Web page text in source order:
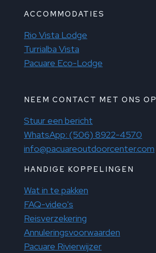
ACCOMMODATIES
Rio Vista Lodge
Turrialba Vista
Pacuare Eco-Lodge
NEEM CONTACT MET ONS OP
Stuur een bericht
WhatsApp: (506) 8922-4570
info@pacuareoutdoorcenter.com
HANDIGE KOPPELINGEN
Wat in te pakken
FAQ-video's
Reisverzekering
Annuleringsvoorwaarden
Pacuare Rivierwijzer